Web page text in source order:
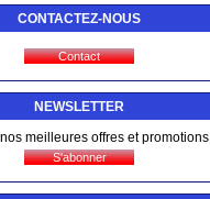
CONTACTEZ-NOUS
NEWSLETTER
meilleures offres et promotions